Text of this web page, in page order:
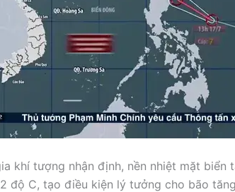
khí tượng nhận định, nền nhiệt mặt
độ C, tạo điều kiện lý tưởng cho bão